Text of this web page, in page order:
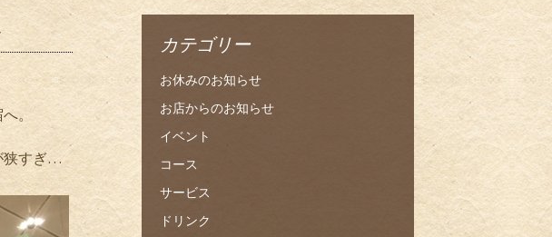
。
狭すぎ…
カテゴリー
お休みのお知らせ
お店からのお知らせ
イベント
コース
サービス
ドリンク